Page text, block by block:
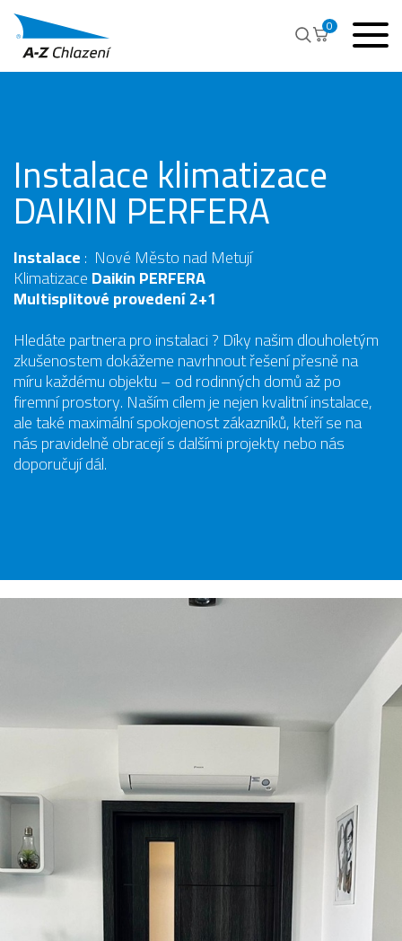
0
Instalace klimatizace
DAIKIN PERFERA
Instalace: Nové Město nad Metují
KlimatizaceDaikin PERFERA
Multisplitové provedení 2+1
Hledáte partnera pro instalaci ? Díky našim dlouholetým
zkušenostem dokážeme navrhnout řešení přesně na
míru každému objektu – od rodinných domů až po
firemní prostory. Naším cílem je nejen kvalitní instalace,
ale také maximální spokojenost zákazníků, kteří se na
nás pravidelně obracejí s dalšími projekty nebo nás
doporučují dál.